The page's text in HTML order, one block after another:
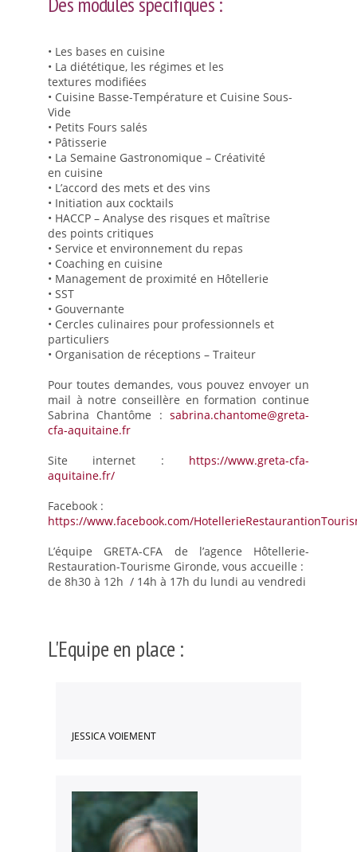
Documents internes
La visite virtuelle du lycée
Les équipements
Les équipements des restaurants
Matériel informatique et TICE ( Technologies de L’information et de la
Le CDI
Fonctionnement du CDI et recherche de document
Actualités du CDI
CAP Commercialisation et Services en Hôtel-Café-Restaurant
CAP « Cuisine »
BAC PRO Cuisine
BAC Technologique « Hôtellerie »
Après le baccalauréat
BTS Management en Hôtellerie-Restauration
Employé traiteur
• Les bases en cuisine
• La diététique, les régimes et les
textures modifiées
• Cuisine Basse-Température et Cuisine Sous-
Vide
• Petits Fours salés
• Pâtisserie
• La Semaine Gastronomique – Créativité
en cuisine
• L’accord des mets et des vins
• Initiation aux cocktails
• HACCP – Analyse des risques et maîtrise
des points critiques
• Service et environnement du repas
• Coaching en cuisine
• Management de proximité en Hôtellerie
• SST
• Gouvernante
• Cercles culinaires pour professionnels et
particuliers
• Organisation de réceptions – Traiteur
Pour toutes demandes, vous pouvez envoyer un
mail à notre conseillère en formation continue
Sabrina Chantôme : sabrina.chantome@greta-
cfa-aquitaine.fr
Site internet : https://www.greta-cfa-
aquitaine.fr/
Facebook :
https://www.facebook.com/
L’équipe GRETA-CFA de l’agence Hôtellerie-
Restauration-Tourisme Gironde, vous accueille :
de 8h30 à 12h / 14h à 17h du lundi au vendredi
L'Equipe en place :
JESSICA VOIEMENT